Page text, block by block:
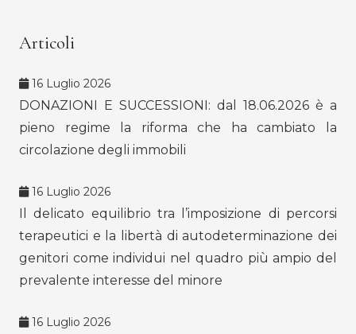
Articoli
16 Luglio 2026
DONAZIONI E SUCCESSIONI: dal 18.06.2026 è a
pieno regime la riforma che ha cambiato la
circolazione degli immobili
16 Luglio 2026
Il delicato equilibrio tra l’imposizione di percorsi
terapeutici e la libertà di autodeterminazione dei
genitori come individui nel quadro più ampio del
prevalente interesse del minore
16 Luglio 2026